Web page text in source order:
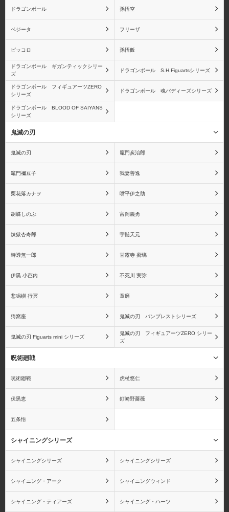
ドラゴンボール 孫悟空
ベジータ フリーザ
ピッコロ 孫悟飯
ドラゴンボール ギガンティックシリー
ズ
ドラゴンボール S.H.Figuartsシリーズ
ドラゴンボール フィギュアーツZERO
シリーズ
ドラゴンボール 魂バディーズシリーズ
ドラゴンボール BLOOD OF SAIYANS
シリーズ
鬼滅の刃
鬼滅の刃 竈門炭治郎
竈門禰󠄀豆子 我妻善逸
栗花落カナヲ 嘴平伊之助
胡蝶しのぶ 富岡義勇
煉獄杏寿郎 宇髄天元
時透無一郎 甘露寺 蜜璃
伊黒 小芭内 不死川 実弥
悲鳴嶼 行冥 童磨
猗窩座 鬼滅の刃 バンプレストシリーズ
鬼滅の刃 Figuarts mini シリーズ
鬼滅の刃 フィギュアーツZERO シリー
ズ
呪術廻戦
呪術廻戦 虎杖悠仁
伏黒恵 釘崎野薔薇
五条悟
シャイニングシリーズ
シャイニングシリーズ シャイニングシリーズ
シャイニング・アーク シャイニングウィンド
シャイニング・ティアーズ シャイニング・ハーツ